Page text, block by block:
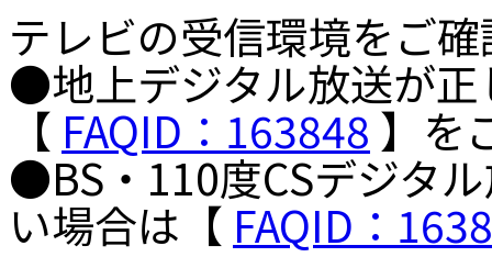
テレビの受信環境をご
●地上デジタル放送が
【 FAQID：163848 】を
●BS・110度CSデジタ
い場合は【 FAQID：